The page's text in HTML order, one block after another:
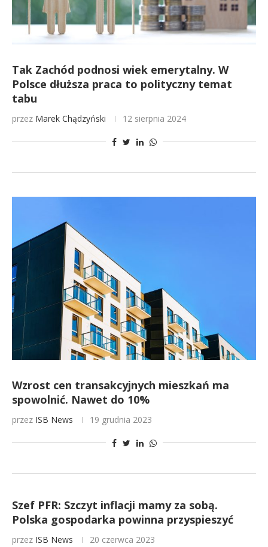
Tak Zachód podnosi wiek emerytalny. W
Polsce dłuższa praca to polityczny temat
tabu
przez Marek Chądzyński 12 sierpnia 2024
Wzrost cen transakcyjnych mieszkań ma
spowolnić. Nawet do 10%
przez ISB News 19 grudnia 2023
Szef PFR: Szczyt inflacji mamy za sobą.
Polska gospodarka powinna przyspieszyć
przez ISB News 20 czerwca 2023